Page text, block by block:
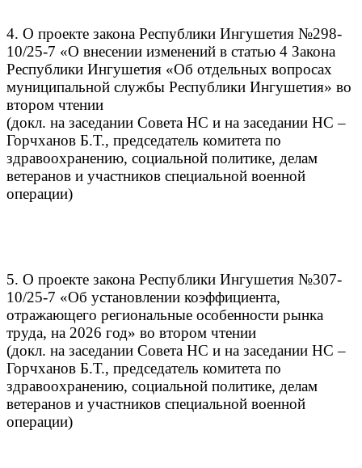
4. О проекте закона Республики Ингушетия №298-
10/25-7 «О внесении изменений в статью 4 Закона
Республики Ингушетия «Об отдельных вопросах
муниципальной службы Республики Ингушетия» во
втором чтении
(докл. на заседании Совета НС и на заседании НС –
Горчханов Б.Т., председатель комитета по
здравоохранению, социальной политике, делам
ветеранов и участников специальной военной
операции)
5. О проекте закона Республики Ингушетия №307-
10/25-7 «Об установлении коэффициента,
отражающего региональные особенности рынка
труда, на 2026 год» во втором чтении
(докл. на заседании Совета НС и на заседании НС –
Горчханов Б.Т., председатель комитета по
здравоохранению, социальной политике, делам
ветеранов и участников специальной военной
операции)